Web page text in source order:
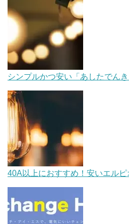
シンプルかつ安い「あしたでん
40A以上におすすめ！安いエルピ